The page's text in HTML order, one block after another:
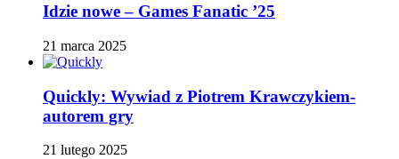
Idzie nowe – Games Fanatic ’25
21 marca 2025
Quickly: Wywiad z Piotrem Krawczykiem-
autorem gry
21 lutego 2025